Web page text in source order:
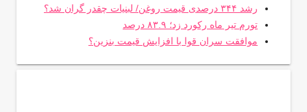
رشد ۳۴۴ درصدی قیمت روغن/ لبنیات چقدر گران شد؟
تورم تیر ماه رکورد زد؛ ۸۳.۹ درصد
موافقت سران قوا با افزایش قیمت بنزین؟